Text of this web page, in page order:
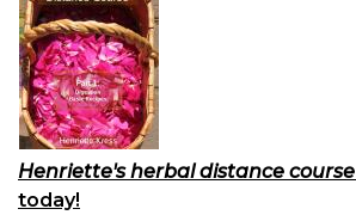
Henriette's herbal distance course
today!